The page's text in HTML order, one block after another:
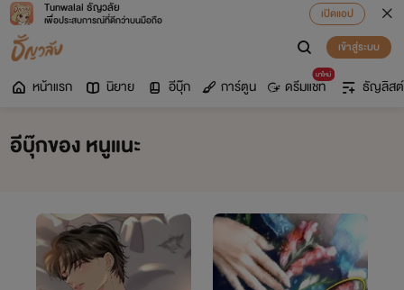
Tunwalai ธัญวลัย
เพื่อประสบการณ์ที่ดีกว่าบนมือถือ
เปิดแอป
เข้าสู่ระบบ
หน้าแรก นิยาย อีบุ๊ก การ์ตูน
มาใหม่
ดรีมแชท ธัญลิสต์
อีบุ๊กของ หนูแนะ